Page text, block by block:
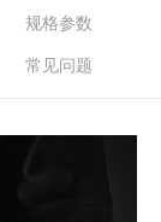
规格参数
常见问题